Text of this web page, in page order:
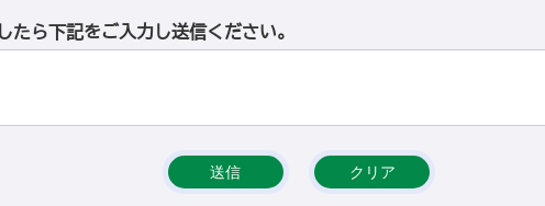
たら下記をご入力し送信ください。